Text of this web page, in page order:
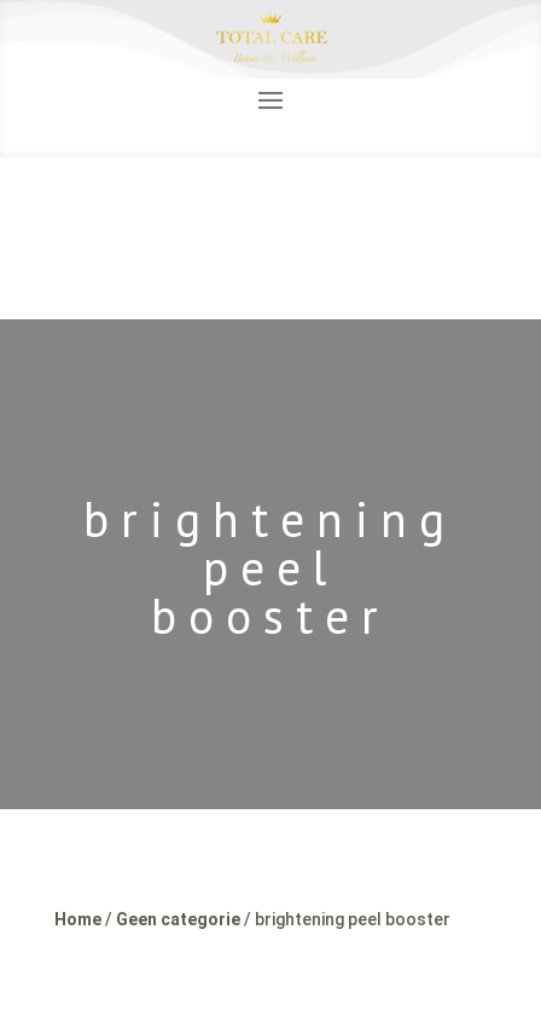
brightening
peel
booster
Home/ Geen categorie/ brightening peel booster